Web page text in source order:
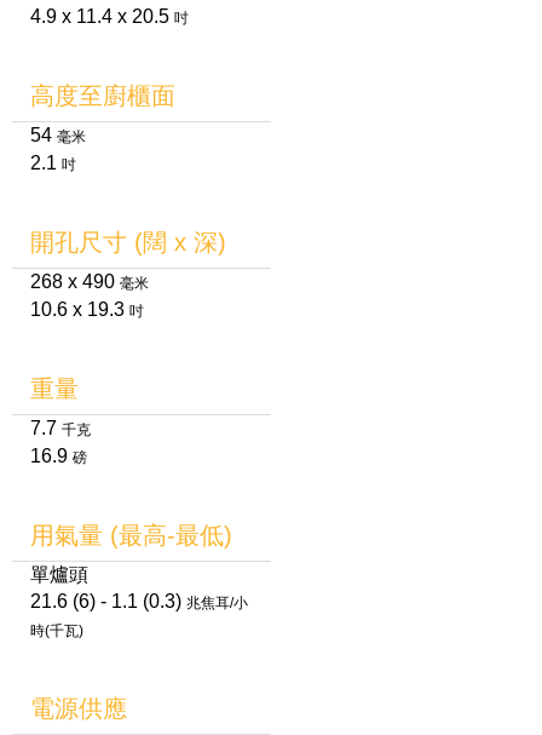
4.9 x 11.4 x 20.5 吋
高度至廚櫃面
54 毫米
2.1 吋
開孔尺寸 (闊 x 深)
268 x 490 毫米
10.6 x 19.3 吋
重量
7.7 千克
16.9 磅
用氣量 (最高-最低)
單爐頭
21.6 (6) - 1.1 (0.3) 兆焦耳/小
時(千瓦)
電源供應